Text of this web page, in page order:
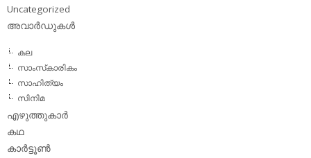
Uncategorized
അവാര്‍ഡുകള്‍
കല
സാംസ്‌കാരികം
സാഹിത്യം
സിനിമ
എഴുത്തുകാര്‍
കഥ
കാര്‍ട്ടൂണ്‍